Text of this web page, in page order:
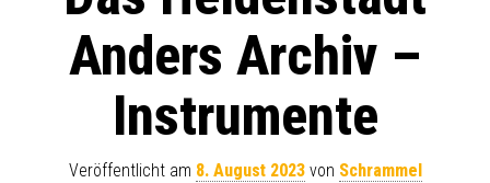
Anders Archiv –
Instrumente
Veröffentlicht am 8. August 2023von Schrammel